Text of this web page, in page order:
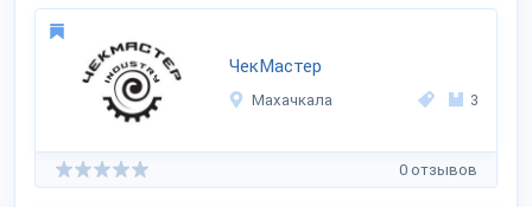
ЧекМастер
Махачкала 3
0 отзывов